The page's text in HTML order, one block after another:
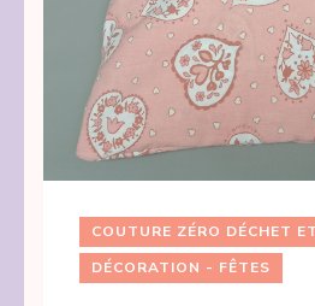
COUTURE ZÉRO DÉCHET
DÉCORATION - FÊTES